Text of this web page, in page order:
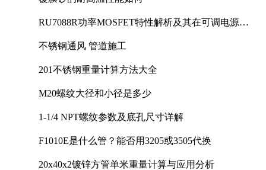
RU7088R功率MOSFET特性解析及其在可调电源设
不锈钢通风 管道施工
201不锈钢重量计算方法大全
M20螺纹大径和小径是多少
1-1/4 NPT螺纹参数及底孔尺寸详解
F1010E是什么管？能否用3205或3505代换
20x40x2镀锌方管单米重量计算与应用分析